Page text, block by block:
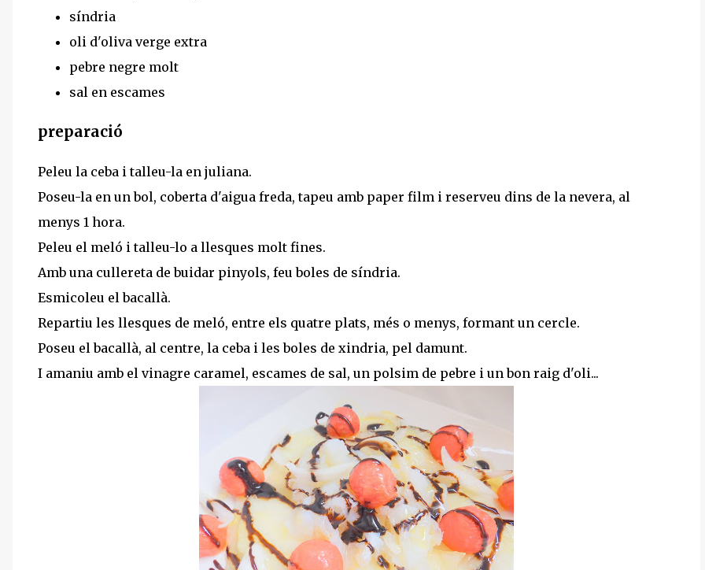
síndria
oli d'oliva verge extra
pebre negre molt
sal en escames
preparació
Peleu la ceba i talleu-la en juliana.
Poseu-la en un bol, coberta d'aigua freda, tapeu amb paper film i reserveu dins de la nevera, al
menys 1 hora.
Peleu el meló i talleu-lo a llesques molt fines.
Amb una cullereta de buidar pinyols, feu boles de síndria.
Esmicoleu el bacallà.
Repartiu les llesques de meló, entre els quatre plats, més o menys, formant un cercle.
Poseu el bacallà, al centre, la ceba i les boles de xindria, pel damunt.
I amaniu amb el vinagre caramel, escames de sal, un polsim de pebre i un bon raig d'oli...